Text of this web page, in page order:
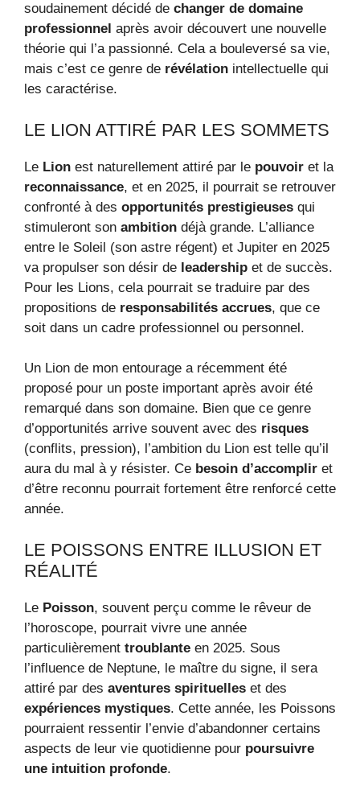
soudainement décidé de changer de domaine
professionnel après avoir découvert une nouvelle
théorie qui l’a passionné. Cela a bouleversé sa vie,
mais c’est ce genre de révélation intellectuelle qui
les caractérise.
LE LION ATTIRÉ PAR LES SOMMETS
Le Lion est naturellement attiré par le pouvoir et la
reconnaissance, et en 2025, il pourrait se retrouver
confronté à des opportunités prestigieuses qui
stimuleront son ambition déjà grande. L’alliance
entre le Soleil (son astre régent) et Jupiter en 2025
va propulser son désir de leadership et de succès.
Pour les Lions, cela pourrait se traduire par des
propositions de responsabilités accrues, que ce
soit dans un cadre professionnel ou personnel.
Un Lion de mon entourage a récemment été
proposé pour un poste important après avoir été
remarqué dans son domaine. Bien que ce genre
d’opportunités arrive souvent avec des risques
(conflits, pression), l’ambition du Lion est telle qu’il
aura du mal à y résister. Ce besoin d’accomplir et
d’être reconnu pourrait fortement être renforcé cette
année.
LE POISSONS ENTRE ILLUSION ET
RÉALITÉ
Le Poisson, souvent perçu comme le rêveur de
l’horoscope, pourrait vivre une année
particulièrement troublante en 2025. Sous
l’influence de Neptune, le maître du signe, il sera
attiré par des aventures spirituelles et des
expériences mystiques. Cette année, les Poissons
pourraient ressentir l’envie d’abandonner certains
aspects de leur vie quotidienne pour poursuivre
une intuition profonde.